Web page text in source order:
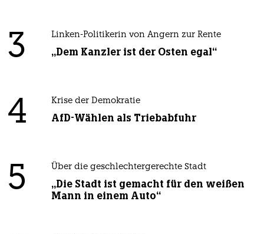
3 Linken-Politikerin von Angern zur Rente
„Dem Kanzler ist der Osten egal“
4 Krise der Demokratie
AfD-Wählen als Triebabfuhr
5 Über die geschlechtergerechte Stadt
„Die Stadt ist gemacht für den weißen
Mann in einem Auto“